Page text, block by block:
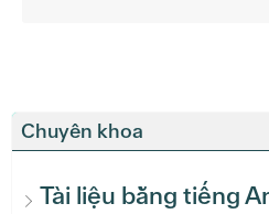
Chuyên khoa
Tài liệu bằng tiếng